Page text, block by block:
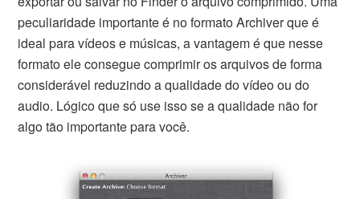
peculiaridade importante é no formato Archiver que é
ideal para vídeos e músicas, a vantagem é que nesse
formato ele consegue comprimir os arquivos de forma
considerável reduzindo a qualidade do vídeo ou do
audio. Lógico que só use isso se a qualidade não for
algo tão importante para você.